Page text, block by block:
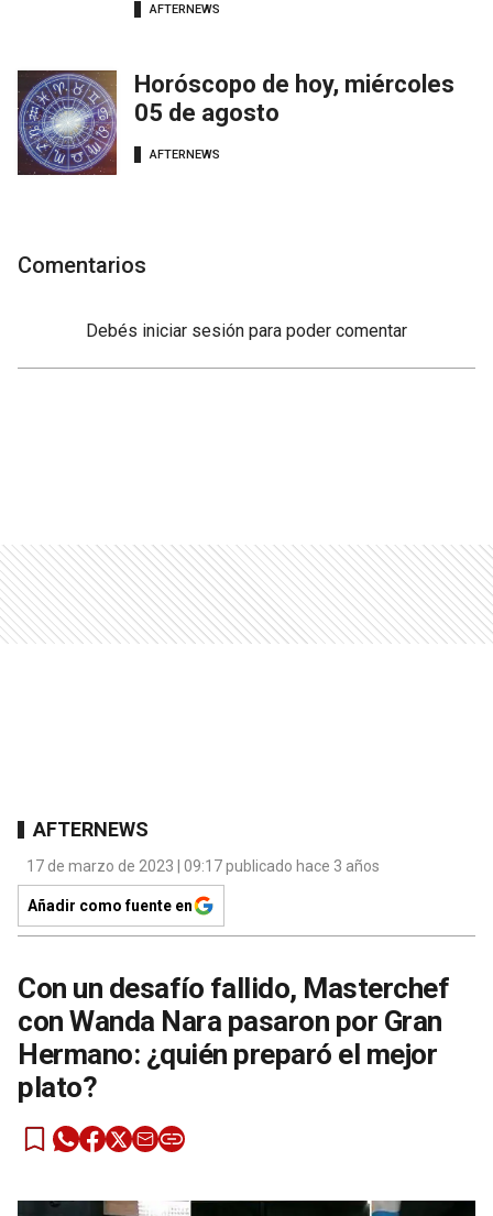
AFTERNEWS
Horóscopo de hoy, miércoles
05 de agosto
AFTERNEWS
Comentarios
Debés iniciar sesión para poder comentar
AFTERNEWS
17 de marzo de 2023 | 09:17 publicado hace 3 años
Añadir como fuente en
Con un desafío fallido, Masterchef
con Wanda Nara pasaron por Gran
Hermano: ¿quién preparó el mejor
plato?